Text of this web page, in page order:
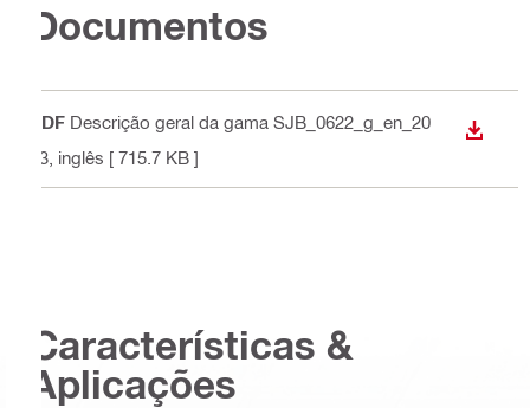
Documentos
PDF Descrição geral da gama SJB_0622_g_en_20
23 , inglês [ 715.7 KB ]
Características &
Aplicações